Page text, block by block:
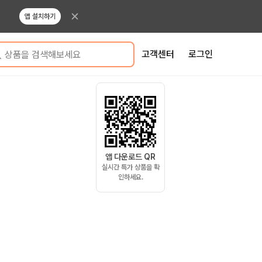
앱 설치하기
상품을 검색해보세요 고객센터 로그인
앱 다운로드 QR
실시간 특가 상품을 확
인하세요.